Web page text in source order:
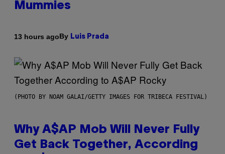
Mummies
13 hours agoBy Luis Prada
(PHOTO BY NOAM GALAI/GETTY IMAGES FOR TRIBECA FESTIVAL)
Why A$AP Mob Will Never Fully
Get Back Together, According